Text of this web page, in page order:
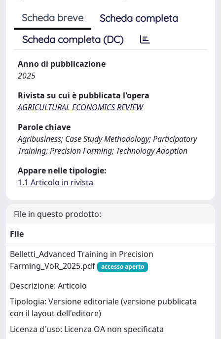
Scheda breve
Scheda completa
Scheda completa (DC)
Anno di pubblicazione
2025
Rivista su cui è pubblicata l'opera
AGRICULTURAL ECONOMICS REVIEW
Parole chiave
Agribusiness; Case Study Methodology; Participatory
Training; Precision Farming; Technology Adoption
Appare nelle tipologie:
1.1 Articolo in rivista
File in questo prodotto:
File
Belletti_Advanced Training in Precision
Farming_VoR_2025.pdf
accesso aperto
Descrizione: Articolo
Tipologia: Versione editoriale (versione pubblicata
con il layout dell'editore)
Licenza d'uso: Licenza OA non specificata